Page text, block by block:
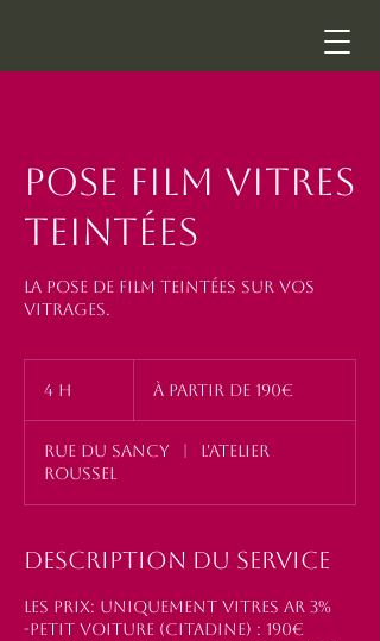
Pose Film Vitres
Teintées
La pose de film teintées sur vos
vitrages.
4 h
partir
à partir de 190€
Rue du Sancy
L'Atelier
Roussel
Description du service
Les Prix: Uniquement vitres AR 3%
-Petit Voiture (citadine) : 190€